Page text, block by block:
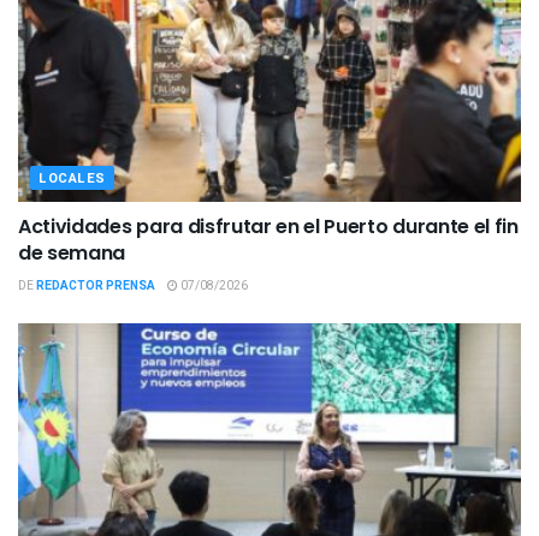
LOCALES
Actividades para disfrutar en el Puerto durante el fin
de semana
DEREDACTOR PRENSA 07/08/2026